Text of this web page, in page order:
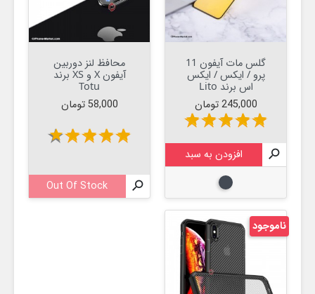
گلس مات آیفون 11
پرو / ایکس / ایکس
اس برند Lito
قیمت
245,000 تومان
star
star
star
star
star

افزودن به سبد
مشکی
محافظ لنز دوربین
آیفون X و XS برند
Totu
قیمت
58,000 تومان
star
star
star
star
star

Out Of Stock
ناموجود